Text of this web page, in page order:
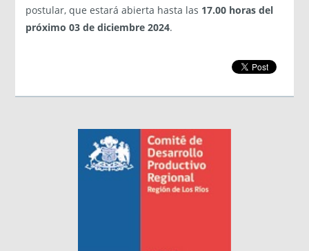
postular, que estará abierta hasta las 17.00 horas del
próximo 03 de diciembre 2024.